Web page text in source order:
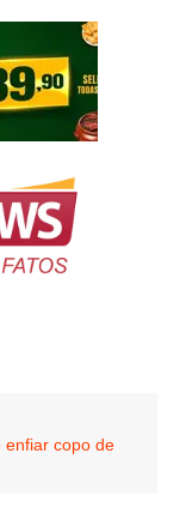
enfiar copo de